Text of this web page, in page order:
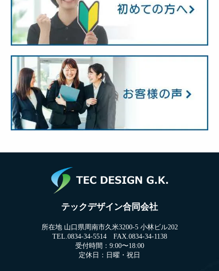
テックデザイン合同会社
所在地 山口県周南市久米3200-5 小林ビル202
TEL.0834-34-5514 FAX.0834-34-1138
受付時間：9:00〜18:00
定休日：日曜・祝日